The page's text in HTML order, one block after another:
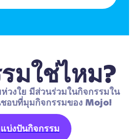
มใช่ไหม?
วงใย มีส่วนร่วมในกิจกรรมใน
อบที่มุมกิจกรรมของ Mojo!
แบ่งปันกิจกรรม